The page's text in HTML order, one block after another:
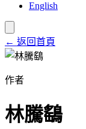
English
← 返回首頁
作者
林騰鷂